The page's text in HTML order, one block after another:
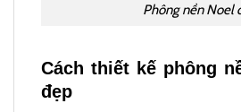
Phông nền Noel
Cách thiết kế phông
đẹp